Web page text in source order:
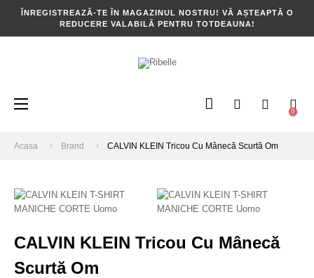
ÎNREGISTREAZĂ-TE ÎN MAGAZINUL NOSTRU! VĂ AȘTEAPTĂ O
REDUCERE VALABILĂ PENTRU TOTDEAUNA!
Toggle
☰ 0
Acasa Brand CALVIN KLEIN Tricou Cu Mânecă Scurtă Om
CALVIN KLEIN Tricou Cu Mânecă
Scurtă Om